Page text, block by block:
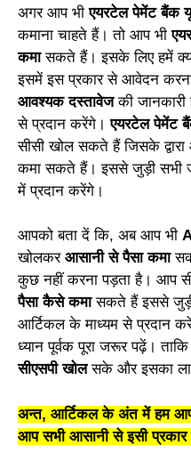
अगर आप भीएयरटेल पेमेंट बैंक
कमाना चाहते हैं। तो आप भी
कमासकते हैं। इसके लिए हमें
इसमें इस प्रकार से आवेदन
आवश्यक दस्तावेजकी
से प्रदान करेंगे।एयरटेल पेमेंट
सीसी खोल सकते हैं जिसके
कमा सकते हैं। इससे जुड़ी सभी
में प्रदान करेंगे।
आपको बता दें कि, अब आप भी
खोलकर आसानी से पैसा कमा
कुछ नहीं करना पड़ता है। आप
पैसा कैसे कमासकते हैं इससे
आर्टिकल के माध्यम से प्रदान
ध्यान पूर्वक पूरा जरूर पढ़ें।
सीएसपी खोलसके और इसका
अन्त, आर्टिकल के अंत में हम
आप सभी आसानी से इसी